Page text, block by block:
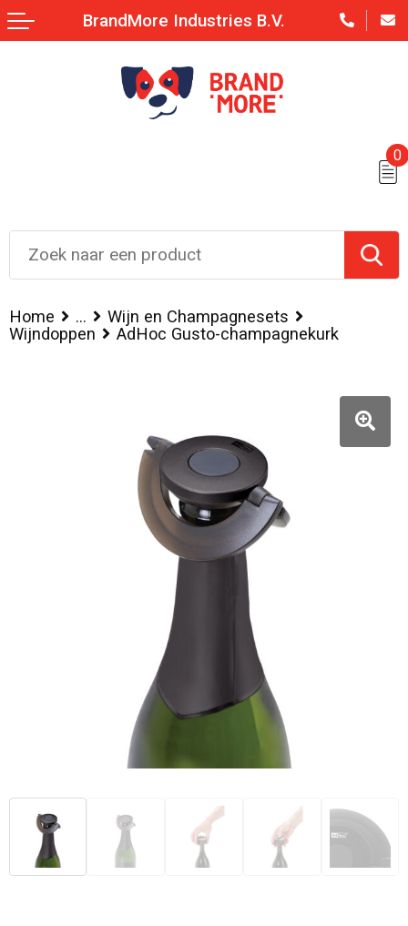
0
BrandMore Industries B.V.
Home ...
Wijn en Champagnesets
Wijndoppen
AdHoc Gusto-champagnekurk